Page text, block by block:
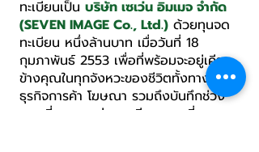
ทะเบียนเป็น บริษัท เซเว่น อิมเมจ จำกัด
(SEVEN IMAGE Co., Ltd.) ด้วยทุนจด
ทะเบียน หนึ่งล้านบาท เมื่อวันที่ 18
กุมภาพันธ์ 2553 เพื่อที่พร้อมจะอยู่เคียง
ข้างคุณในทุกจังหวะของชีวิตทั้งทางด้าน
ธุรกิจการค้า โฆษณา รวมถึงบันทึกช่วง
เวลาที่ทรงคุณค่า และมีความสุขที่สุดของ